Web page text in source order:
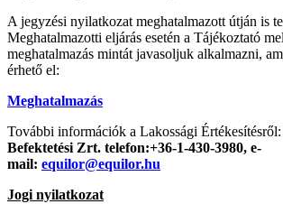
A jegyzési nyilatkozat meghatalmazott útján is
Meghatalmazotti eljárás esetén a Tájékoztató
meghatalmazás mintát javasoljuk alkalmazni,
érhető el:
Meghatalmazás
További információk a Lakossági Értékesítésről:
Befektetési Zrt. telefon:+36-1-430-3980, e-
mail: equilor@equilor.hu
Jogi nyilatkozat